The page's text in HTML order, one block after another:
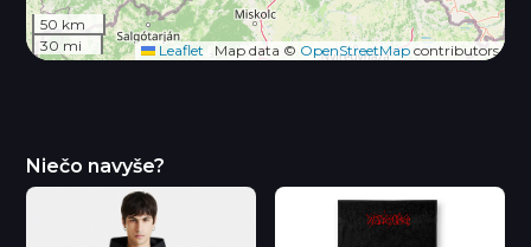
50 km
30 mi
Leaflet Map data © OpenStreetMapcontributors
Niečo navyše?